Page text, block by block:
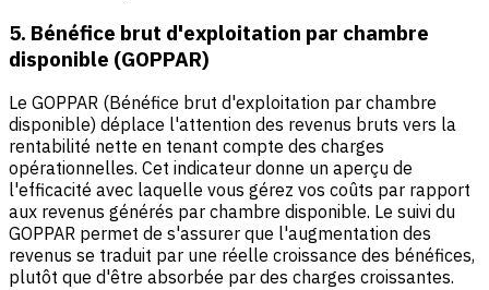
5. Bénéfice brut d'exploitation par chambre
disponible (GOPPAR)
Le GOPPAR (Bénéfice brut d'exploitation par chambre
disponible) déplace l'attention des revenus bruts vers la
rentabilité nette en tenant compte des charges
opérationnelles. Cet indicateur donne un aperçu de
l'efficacité avec laquelle vous gérez vos coûts par rapport
aux revenus générés par chambre disponible. Le suivi du
GOPPAR permet de s'assurer que l'augmentation des
revenus se traduit par une réelle croissance des bénéfices,
plutôt que d'être absorbée par des charges croissantes.